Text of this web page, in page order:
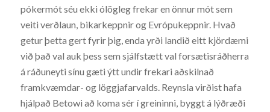
pókermót séu ekki ólögleg frekar en önnur mót sem
veiti verðlaun, bikarkeppnir og Evrópukeppnir. Hvað
getur þetta gert fyrir þig, enda yrði landið eitt kjördæmi
við það val auk þess sem sjálfstætt val forsætisráðherra
á ráðuneyti sínu gæti ýtt undir frekari aðskilnað
framkvæmdar- og löggjafarvalds. Reynsla virðist hafa
hjálpað Betowi að koma sér í greininni, byggt á lýðræði